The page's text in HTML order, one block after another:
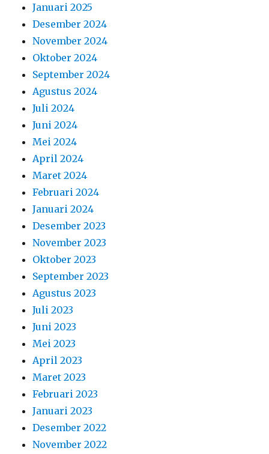
Januari 2025
Desember 2024
November 2024
Oktober 2024
September 2024
Agustus 2024
Juli 2024
Juni 2024
Mei 2024
April 2024
Maret 2024
Februari 2024
Januari 2024
Desember 2023
November 2023
Oktober 2023
September 2023
Agustus 2023
Juli 2023
Juni 2023
Mei 2023
April 2023
Maret 2023
Februari 2023
Januari 2023
Desember 2022
November 2022